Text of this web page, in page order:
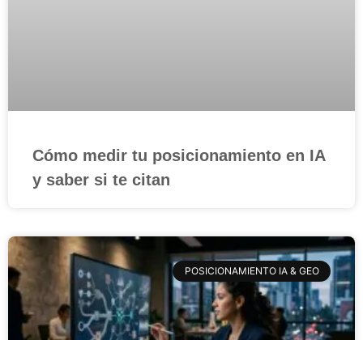
Cómo medir tu posicionamiento en IA
y saber si te citan
POSICIONAMIENTO IA & GEO